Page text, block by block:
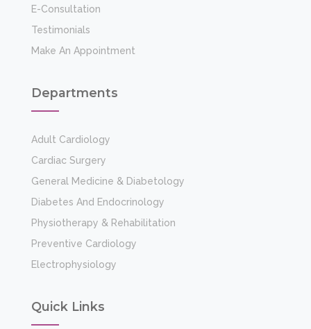
E-Consultation
Testimonials
Make An Appointment
Departments
Adult Cardiology
Cardiac Surgery
General Medicine & Diabetology
Diabetes And Endocrinology
Physiotherapy & Rehabilitation
Preventive Cardiology
Electrophysiology
Quick Links